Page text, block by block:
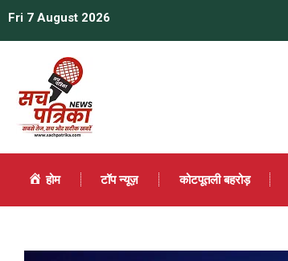
Fri 7 August 2026
होम टॉप न्यूज़ कोटपूतली बहरोड़